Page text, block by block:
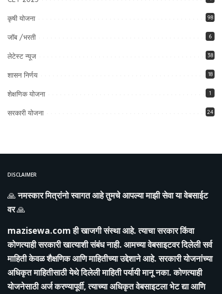
कृषी योजना 98
जॉब /भरती 6
लेटेस्ट न्यूज 38
शासन निर्णय 18
शेक्षणिक योजना 1
सरकारी योजना 24
DISCLAIMER
🙏नमस्कार मित्रांनो स्वागत आहे तुमचे आपल्या माझी सेवा या वेबसाईट
वर🙏
mazisewa.comही खाजगी संस्था आहे. त्याचा सरकार किंवा
कोणत्याही सरकारी खात्याशी संबंध नाही. आमच्या वेबसाइटवर दिलेली सर्व
माहिती केवळ शैक्षणिक आणि माहितीच्या उद्देशाने आहे. सरकारी योजनांच्या
अधिकृत माहितीसाठी येथे दिलेली माहिती पर्यायी मानू नका. कोणत्याही
योजनेसाठी अर्ज करण्यापूर्वी, त्याच्या अधिकृत वेबसाइटला भेट द्या आणि